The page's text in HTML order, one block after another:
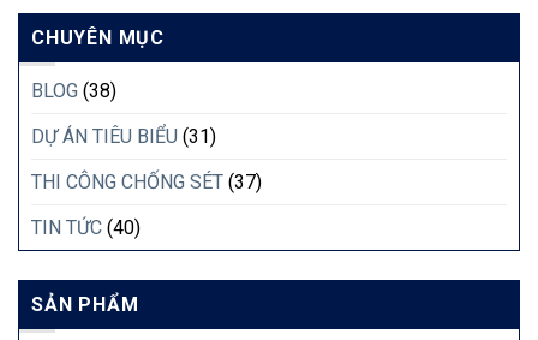
CHUYÊN MỤC
BLOG (38)
DỰ ÁN TIÊU BIỂU (31)
THI CÔNG CHỐNG SÉT (37)
TIN TỨC (40)
SẢN PHẨM